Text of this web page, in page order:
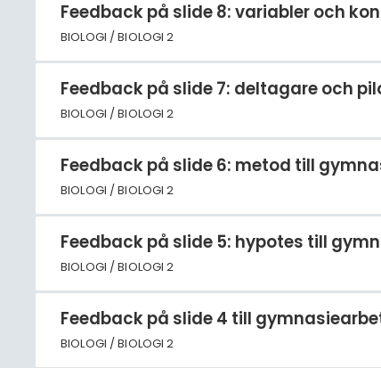
Feedback på slide 8: variabler och
BIOLOGI / BIOLOGI 2
Feedback på slide 7: deltagare och
BIOLOGI / BIOLOGI 2
Feedback på slide 6: metod till
BIOLOGI / BIOLOGI 2
Feedback på slide 5: hypotes till
BIOLOGI / BIOLOGI 2
Feedback på slide 4 till
BIOLOGI / BIOLOGI 2